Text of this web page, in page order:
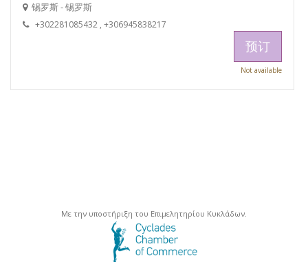
锡罗斯 - 锡罗斯
+302281085432 , +306945838217
预订
Not available
Με την υποστήριξη του Επιμελητηρίου Κυκλάδων.